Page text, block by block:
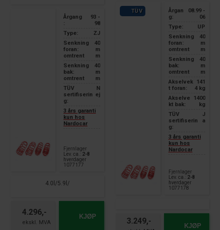
Årgang
:
93 -
98
Type:
ZJ
Senkning
foran:
omtrent
40
m
m
Senkning
bak:
omtrent
40
m
m
TÜV
sertifiserin
g:
N
ej
3 års garanti
kun hos
Nardocar
Fjernlager
Lev. ca.: 2-8
hverdager
1077177
4.0l/5.9l/
4.296,- KJØP
TÜV
Årgan
g:
08.99 -
06
Type:
UP
Senkning
foran:
omtrent
40
m
m
Senkning
bak:
omtrent
40
m
m
Akselvek
t foran:
141
4 kg
Akselve
kt bak:
1400
kg
TÜV
sertifiserin
g:
J
a
3 års garanti
kun hos
Nardocar
Fjernlager
Lev. ca.: 2-8
hverdager
1077178
3.249,- KJØP